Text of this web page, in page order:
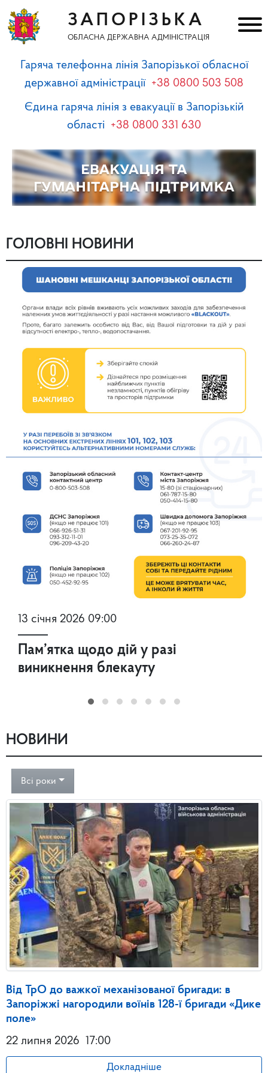
ЗАПОРІЗЬКА
ОБЛАСНА ДЕРЖАВНА АДМІНІСТРАЦІЯ
Гаряча телефонна лінія Запорізької обласної
державної адміністрації +38 0800 503 508
Єдина гаряча лінія з евакуації в Запорізькій
області +38 0800 331 630
ГОЛОВНІ НОВИНИ
13 січня 2026 09:00
Пам’ятка щодо дій у разі
виникнення блекауту
НОВИНИ
Всі роки
Від ТрО до важкої механізованої бригади: в
Запоріжжі нагородили воїнів 128-ї бригади «Дике
поле»
22 липня 2026 17:00
Докладніше